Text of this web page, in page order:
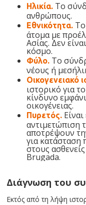
Ηλικία. Το
ανθρώπους.
Εθνικότητα.
άτομα με
Ασίας. Δεν
κόσμο.
Φύλο. Το
νέους ή
Οικογενειακό
ιστορικό για
κίνδυνο
οικογένειας.
Πυρετός.
αντιμετώπιση
αποτρέψουν
για κατάσταση
στους
Brugada.
Διάγνωση του
Εκτός από τη λήψη